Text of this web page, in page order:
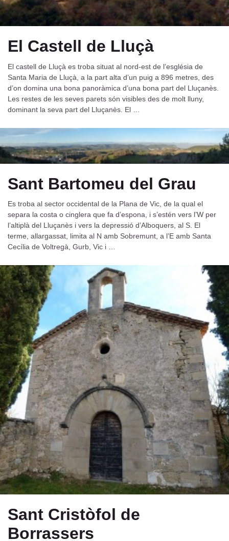
El Castell de Lluçà
El castell de Lluçà es troba situat al nord-est de l’església de
Santa Maria de Lluçà, a la part alta d’un puig a 896 metres, des
d’on domina una bona panoràmica d’una bona part del Lluçanès.
Les restes de les seves parets són visibles des de molt lluny,
dominant la seva part del Lluçanès. El …
Sant Bartomeu del Grau
Es troba al sector occidental de la Plana de Vic, de la qual el
separa la costa o cinglera que fa d’espona, i s’estén vers l’W per
l’altiplà del Lluçanès i vers la depressió d’Alboquers, al S. El
terme, allargassat, limita al N amb Sobremunt, a l’E amb Santa
Cecília de Voltregà, Gurb, Vic i …
Sant Cristòfol de
Borrassers